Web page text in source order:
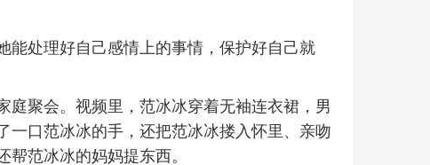
能处理好自己感情上的事情，保护好自己就
聚会。视频里，范冰冰穿着无袖连衣裙，男
口范冰冰的手，还把范冰冰搂入怀里、亲吻
范冰冰的妈妈提东西。